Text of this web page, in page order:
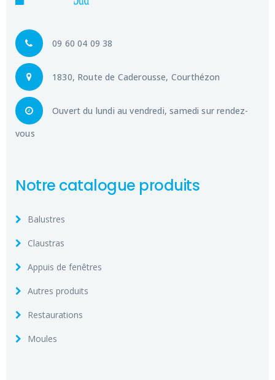
09 60 04 09 38
1830, Route de Caderousse, Courthézon
Ouvert du lundi au vendredi, samedi sur rendez-
vous
Notre catalogue produits
Balustres
Claustras
Appuis de fenêtres
Autres produits
Restaurations
Moules